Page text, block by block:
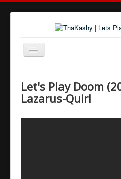
Navigation
an/aus
Über uns
Let's Play Doom
Lazarus-Quirl